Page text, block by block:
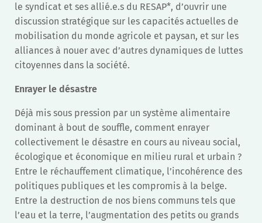
le syndicat et ses allié.e.s du RESAP*, d’ouvrir une
discussion stratégique sur les capacités actuelles de
mobilisation du monde agricole et paysan, et sur les
alliances à nouer avec d’autres dynamiques de luttes
citoyennes dans la société.
Enrayer le désastre
Déjà mis sous pression par un système alimentaire
dominant à bout de souffle, comment enrayer
collectivement le désastre en cours au niveau social,
écologique et économique en milieu rural et urbain ?
Entre le réchauffement climatique, l’incohérence des
politiques publiques et les compromis à la belge.
Entre la destruction de nos biens communs tels que
l’eau et la terre, l’augmentation des petits ou grands